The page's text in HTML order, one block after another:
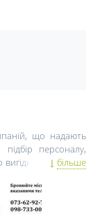
що надають
персоналу,
вигідні пропозиції.
вибрати серед
більше